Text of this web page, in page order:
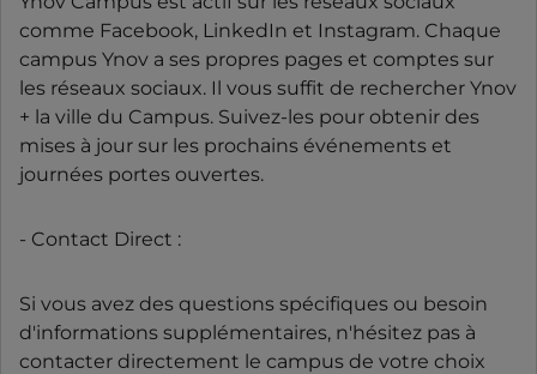
comme Facebook, LinkedIn et Instagram. Chaque
campus Ynov a ses propres pages et comptes sur
les réseaux sociaux. Il vous suffit de rechercher Ynov
+ la ville du Campus. Suivez-les pour obtenir des
mises à jour sur les prochains événements et
journées portes ouvertes.
- Contact Direct :
Si vous avez des questions spécifiques ou besoin
d'informations supplémentaires, n'hésitez pas à
contacter directement le campus de votre choix